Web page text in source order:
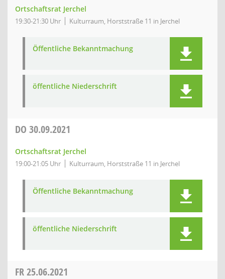
Ortschaftsrat Jerchel
19:30-21:30 Uhr Kulturraum, Horststraße 11 in Jerchel
Öffentliche Bekanntmachung
öffentliche Niederschrift
DO 30.09.2021
Ortschaftsrat Jerchel
19:00-21:05 Uhr Kulturraum, Horststraße 11 in Jerchel
Öffentliche Bekanntmachung
öffentliche Niederschrift
FR25.06.2021